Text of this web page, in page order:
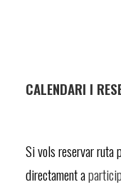
CALENDARI I
Si vols reservar ruta
directament a